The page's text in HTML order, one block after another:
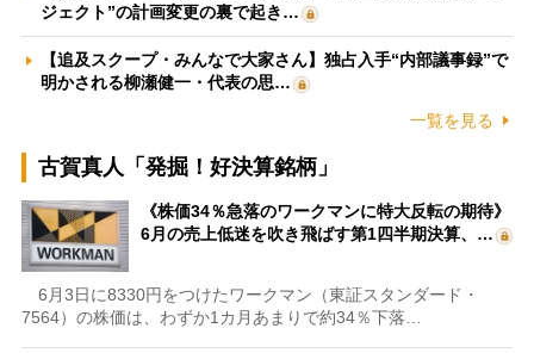
ジェクト”の計画変更の裏で起き…
【追及スクープ・みんなで大家さん】独占入手“内部議事録”で
明かされる柳瀬健一・代表の思…
一覧を見る
古賀真人「発掘！好決算銘柄」
《株価34％急落のワークマンに特大反転の期待》
6月の売上低迷を吹き飛ばす第1四半期決算、…
6月3日に8330円をつけたワークマン（東証スタンダード・
7564）の株価は、わずか1カ月あまりで約34％下落…